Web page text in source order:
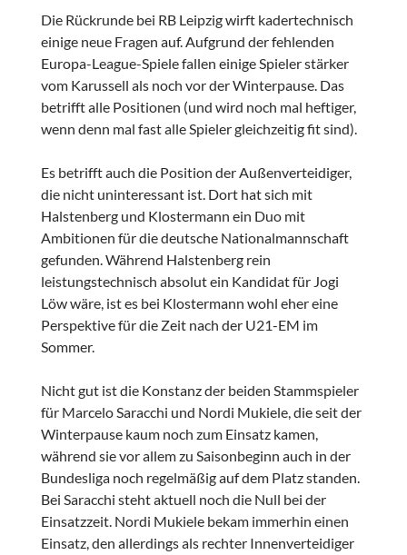
Die Rückrunde bei RB Leipzig wirft kadertechnisch
einige neue Fragen auf. Aufgrund der fehlenden
Europa-League-Spiele fallen einige Spieler stärker
vom Karussell als noch vor der Winterpause. Das
betrifft alle Positionen (und wird noch mal heftiger,
wenn denn mal fast alle Spieler gleichzeitig fit sind).
Es betrifft auch die Position der Außenverteidiger,
die nicht uninteressant ist. Dort hat sich mit
Halstenberg und Klostermann ein Duo mit
Ambitionen für die deutsche Nationalmannschaft
gefunden. Während Halstenberg rein
leistungstechnisch absolut ein Kandidat für Jogi
Löw wäre, ist es bei Klostermann wohl eher eine
Perspektive für die Zeit nach der U21-EM im
Sommer.
Nicht gut ist die Konstanz der beiden Stammspieler
für Marcelo Saracchi und Nordi Mukiele, die seit der
Winterpause kaum noch zum Einsatz kamen,
während sie vor allem zu Saisonbeginn auch in der
Bundesliga noch regelmäßig auf dem Platz standen.
Bei Saracchi steht aktuell noch die Null bei der
Einsatzzeit. Nordi Mukiele bekam immerhin einen
Einsatz, den allerdings als rechter Innenverteidiger